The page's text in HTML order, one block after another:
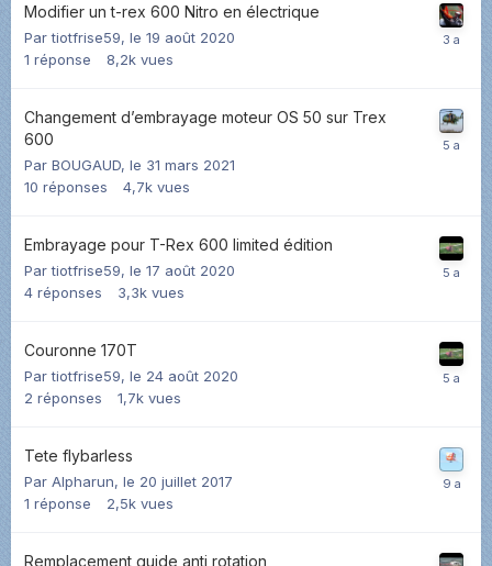
Modifier un t-rex 600 Nitro en électrique
Partiotfrise59, le 19 août 2020
1 réponse 8,2k vues
Changement d’embrayage moteur OS 50 sur Trex
600
Par BOUGAUD, le 31 mars 2021
10 réponses 4,7k vues
Embrayage pour T-Rex 600 limited édition
Partiotfrise59, le 17 août 2020
4 réponses 3,3k vues
Couronne 170T
Partiotfrise59, le 24 août 2020
2 réponses 1,7k vues
Tete flybarless
Par Alpharun, le 20 juillet 2017
1 réponse 2,5k vues
Remplacement guide anti rotation